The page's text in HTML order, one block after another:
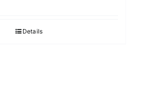
Details